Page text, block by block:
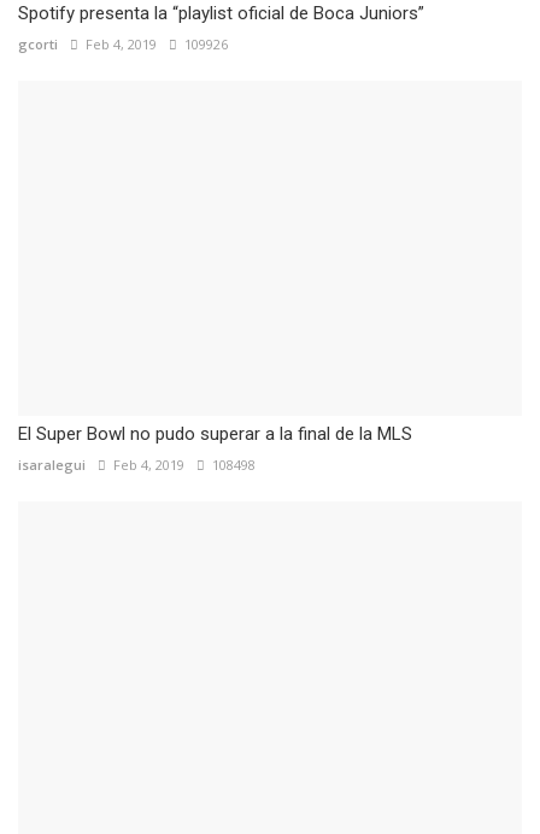
Spotify presenta la “playlist oficial de Boca Juniors”
gcorti Feb 4, 2019 109926
El Super Bowl no pudo superar a la final de la MLS
isaralegui Feb 4, 2019 108498